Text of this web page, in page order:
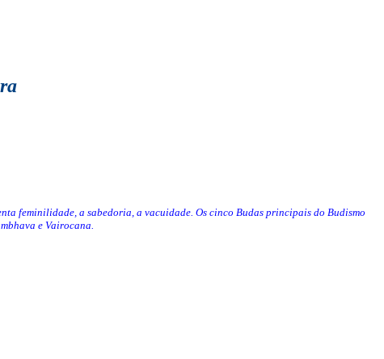
feminilidade, a sabedoria, a vacuidade. Os cinco Budas principais do Budismo
e Vairocana.